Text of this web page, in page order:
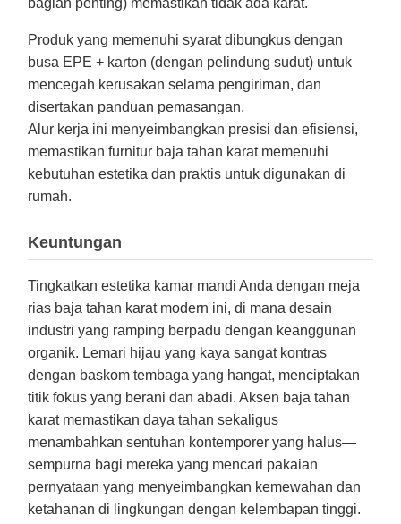
bagian penting) memastikan tidak ada karat.
Produk yang memenuhi syarat dibungkus dengan
busa EPE + karton (dengan pelindung sudut) untuk
mencegah kerusakan selama pengiriman, dan
disertakan panduan pemasangan.
Alur kerja ini menyeimbangkan presisi dan efisiensi,
memastikan furnitur baja tahan karat memenuhi
kebutuhan estetika dan praktis untuk digunakan di
rumah.
Keuntungan
Tingkatkan estetika kamar mandi Anda dengan meja
rias baja tahan karat modern ini, di mana desain
industri yang ramping berpadu dengan keanggunan
organik. Lemari hijau yang kaya sangat kontras
dengan baskom tembaga yang hangat, menciptakan
titik fokus yang berani dan abadi. Aksen baja tahan
karat memastikan daya tahan sekaligus
menambahkan sentuhan kontemporer yang halus—
sempurna bagi mereka yang mencari pakaian
pernyataan yang menyeimbangkan kemewahan dan
ketahanan di lingkungan dengan kelembapan tinggi.